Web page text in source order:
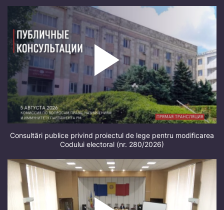
Consultări publice privind proiectul de lege pentru modificarea
Codului electoral (nr. 280/2026)